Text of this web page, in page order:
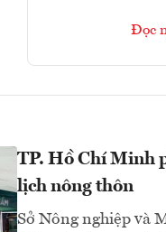
Đọc
TP. Hồ Chí Minh
lịch nông thôn
Sở Nông nghiệp và